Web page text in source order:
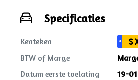
Specificaties
Kenteken NL
BTW of Marge
Datum eerste toelating
19-